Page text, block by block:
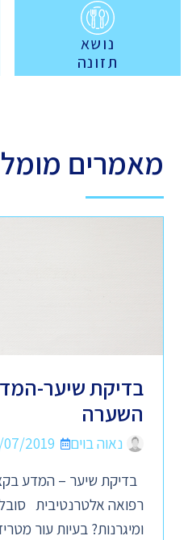
נושא
תזונה
מאמרים
בדיקת שיער-
השערה
נאוה בוים
2019
בדיקת שיער – המדע
רפואה אלטרנטיבית
ומיגרנות? בעיות עור